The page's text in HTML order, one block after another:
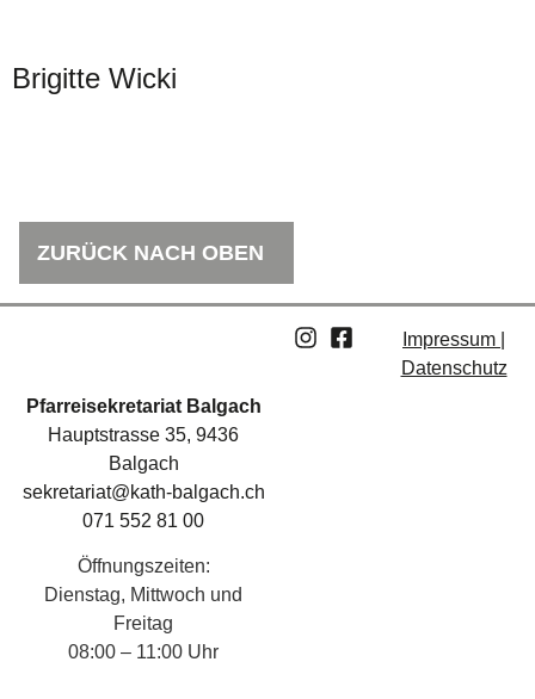
Brigitte Wicki
ZURÜCK NACH OBEN
Pfarreisekretariat Balgach
Hauptstrasse 35, 9436
Balgach
sekretariat@kath-balgach.ch
071 552 81 00
Öffnungszeiten:
Dienstag, Mittwoch und
Freitag
08:00 – 11:00 Uhr
Impressum |
Datenschutz